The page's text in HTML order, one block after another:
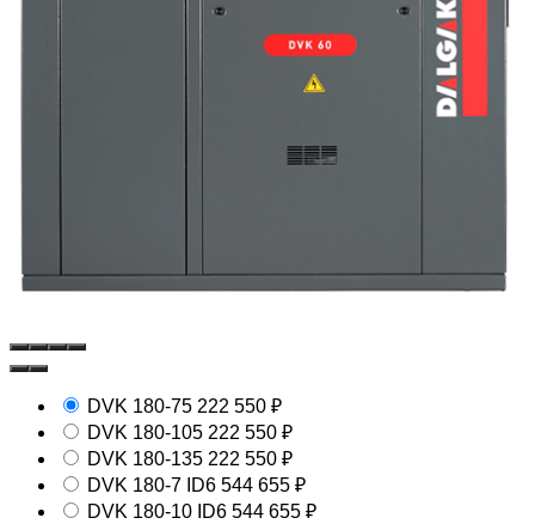
DVK 180-75 222 550 ₽
DVK 180-105 222 550 ₽
DVK 180-135 222 550 ₽
DVK 180-7 ID6 544 655 ₽
DVK 180-10 ID6 544 655 ₽